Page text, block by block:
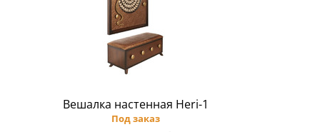
Вешалка настенная Heri-1
Под заказ